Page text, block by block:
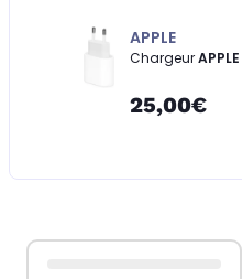
APPLE
ChargeurAPPLE
25,00€